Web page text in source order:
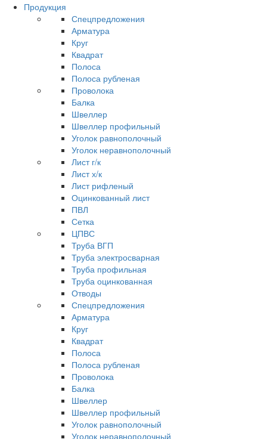
Продукция
Спецпредложения
Арматура
Круг
Квадрат
Полоса
Полоса рубленая
Проволока
Балка
Швеллер
Швеллер профильный
Уголок равнополочный
Уголок неравнополочный
Лист г/к
Лист х/к
Лист рифленый
Оцинкованный лист
ПВЛ
Сетка
ЦПВС
Труба ВГП
Труба электросварная
Труба профильная
Труба оцинкованная
Отводы
Спецпредложения
Арматура
Круг
Квадрат
Полоса
Полоса рубленая
Проволока
Балка
Швеллер
Швеллер профильный
Уголок равнополочный
Уголок неравнополочный